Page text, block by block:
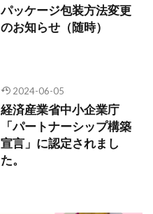
パッケージ包装方法変更
のお知らせ（随時）
2024-06-05
経済産業省中小企業庁
「パートナーシップ構築
宣言」に認定されまし
た。